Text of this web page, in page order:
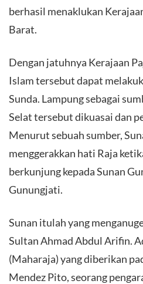
berhasil menaklukan
Barat.
Dengan jatuhnya Kerajaan
Islam tersebut dapat
Sunda. Lampung sebagai
Selat tersebut dikuasai dan
Menurut sebuah sumber,
menggerakkan hati Raja
berkunjung kepada Sunan
Gunungjati.
Sunan itulah yang
Sultan Ahmad Abdul Arifin.
(Maharaja) yang diberikan
Mendez Pito, seorang